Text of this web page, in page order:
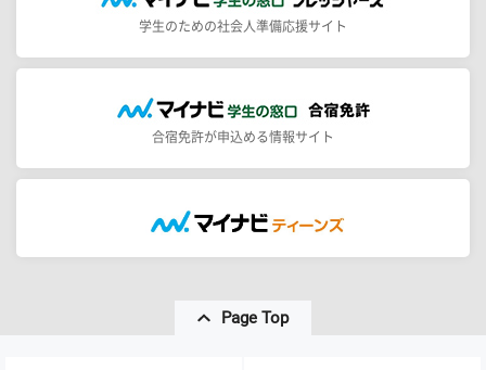
学生のための社会人準備応援サイト
合宿免許が申込める情報サイト
Page Top